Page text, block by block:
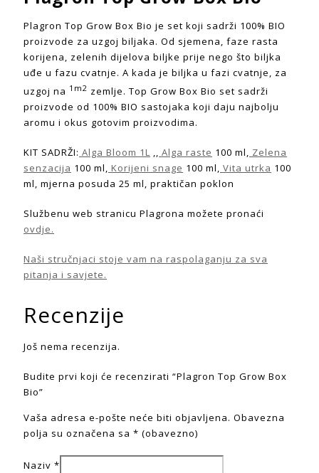
Plagron Top Grow Box Bio je set koji sadrži 100% BIO
proizvode za uzgoj biljaka. Od sjemena, faze rasta
korijena, zelenih dijelova biljke prije nego što biljka
uđe u fazu cvatnje. A kada je biljka u fazi cvatnje, za
uzgoj na 1m2 zemlje. Top Grow Box Bio set sadrži
proizvode od 100% BIO sastojaka koji daju najbolju
aromu i okus gotovim proizvodima.
KIT SADRŽI: Alga Bloom 1L ,, Alga raste 100 ml, Zelena
senzacija 100 ml, Korijeni snage 100 ml, Vita utrka 100
ml, mjerna posuda 25 ml, praktičan poklon
Službenu web stranicu Plagrona možete pronaći
ovdje.
Naši stručnjaci stoje vam na raspolaganju za sva
pitanja i savjete.
Recenzije
Još nema recenzija.
Budite prvi koji će recenzirati “Plagron Top Grow Box
Bio”
Vaša adresa e-pošte neće biti objavljena. Obavezna
polja su označena sa * (obavezno)
Naziv *